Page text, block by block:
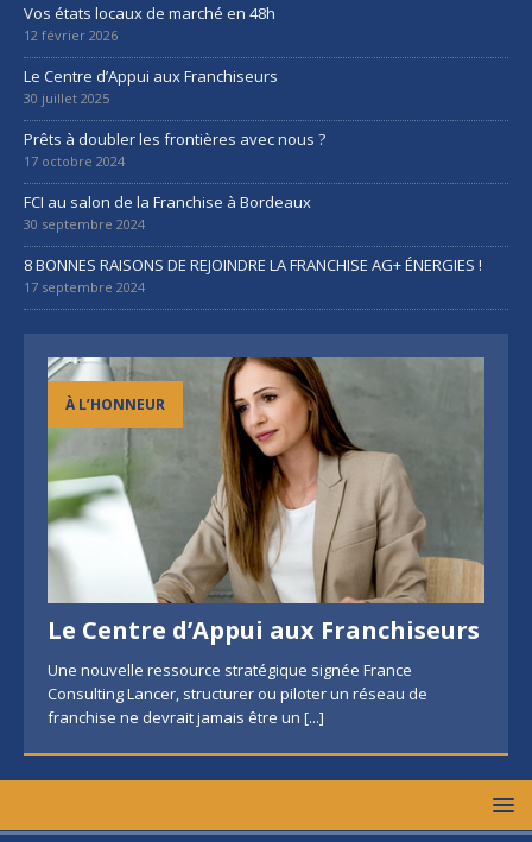
Vos états locaux de marché en 48h
12 février 2026
Le Centre d’Appui aux Franchiseurs
30 juillet 2025
Prêts à doubler les frontières avec nous ?
17 octobre 2024
FCI au salon de la Franchise à Bordeaux
30 septembre 2024
8 BONNES RAISONS DE REJOINDRE LA FRANCHISE AG+ ÉNERGIES !
17 septembre 2024
À L’HONNEUR
Le Centre d’Appui aux Franchiseurs
Une nouvelle ressource stratégique signée France
Consulting Lancer, structurer ou piloter un réseau de
franchise ne devrait jamais être un [...]